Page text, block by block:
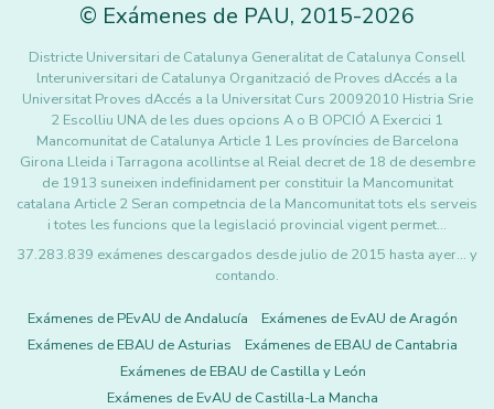
© Exámenes de PAU, 2015-2026
Districte Universitari de Catalunya Generalitat de Catalunya Consell
lnteruniversitari de Catalunya Organització de Proves dAccés a la
Universitat Proves dAccés a la Universitat Curs 20092010 Histria Srie
2 Escolliu UNA de les dues opcions A o B OPCIÓ A Exercici 1
Mancomunitat de Catalunya Article 1 Les províncies de Barcelona
Girona Lleida i Tarragona acollintse al Reial decret de 18 de desembre
de 1913 suneixen indefinidament per constituir la Mancomunitat
catalana Article 2 Seran competncia de la Mancomunitat tots els serveis
i totes les funcions que la legislació provincial vigent permet…
37.283.839 exámenes descargados desde julio de 2015 hasta ayer... y
contando.
Exámenes de PEvAU de Andalucía
Exámenes de EvAU de Aragón
Exámenes de EBAU de Asturias
Exámenes de EBAU de Cantabria
Exámenes de EBAU de Castilla y León
Exámenes de EvAU de Castilla-La Mancha